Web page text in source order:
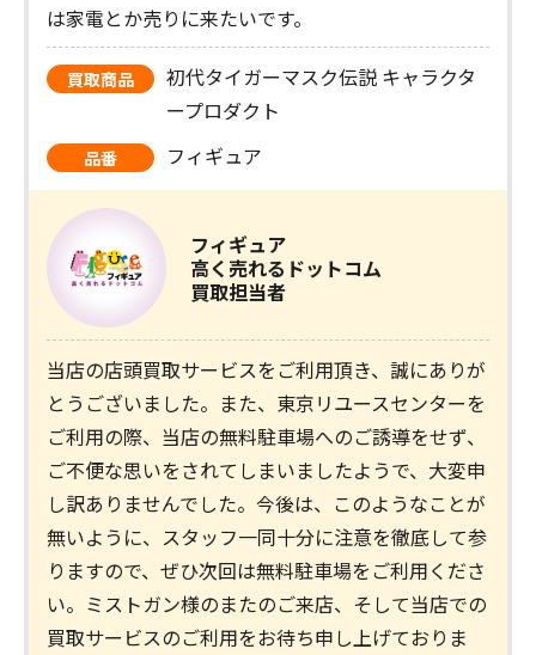
は家電とか売りに来たいです。
買取商品
初代タイガーマスク伝説 キャラクタ
ープロダクト
品番 フィギュア
フィギュア
高く売れるドットコム
買取担当者
当店の店頭買取サービスをご利用頂き、誠にありが
とうございました。また、東京リユースセンターを
ご利用の際、当店の無料駐車場へのご誘導をせず、
ご不便な思いをされてしまいましたようで、大変申
し訳ありませんでした。今後は、このようなことが
無いように、スタッフ一同十分に注意を徹底して参
りますので、ぜひ次回は無料駐車場をご利用くださ
い。ミストガン様のまたのご来店、そして当店での
買取サービスのご利用をお待ち申し上げておりま